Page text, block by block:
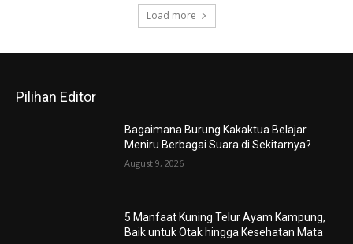
Load more
Pilihan Editor
Bagaimana Burung Kakaktua Belajar
Meniru Berbagai Suara di Sekitarnya?
August 9, 2026
5 Manfaat Kuning Telur Ayam Kampung,
Baik untuk Otak hingga Kesehatan Mata